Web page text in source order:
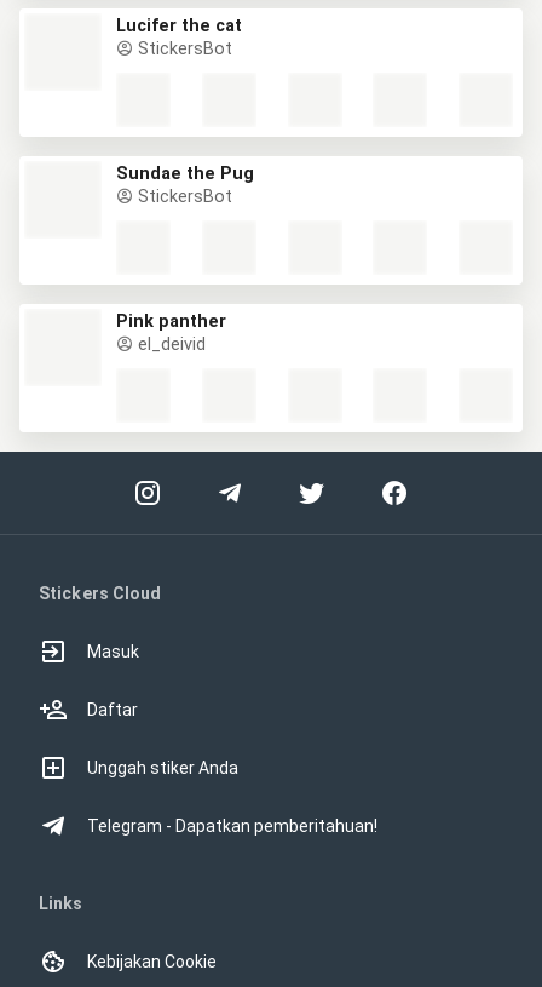
Lucifer the cat
StickersBot
Sundae the Pug
StickersBot
Pink panther
el_deivid
Stickers Cloud
Masuk
Daftar
Unggah stiker Anda
Telegram - Dapatkan pemberitahuan!
Links
Kebijakan Cookie